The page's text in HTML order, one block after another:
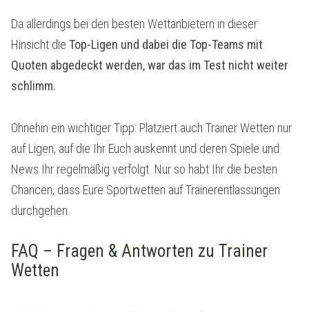
Da allerdings bei den besten Wettanbietern in dieser
Hinsicht die Top-Ligen und dabei die Top-Teams mit
Quoten abgedeckt werden, war das im Test nicht weiter
schlimm.
Ohnehin ein wichtiger Tipp: Platziert auch Trainer Wetten nur
auf Ligen, auf die Ihr Euch auskennt und deren Spiele und
News Ihr regelmäßig verfolgt. Nur so habt Ihr die besten
Chancen, dass Eure Sportwetten auf Trainerentlassungen
durchgehen.
FAQ – Fragen & Antworten zu Trainer
Wetten